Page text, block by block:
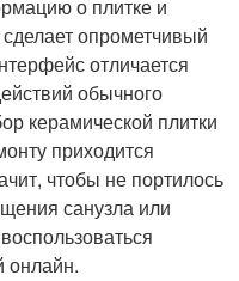
о плитке и
опрометчивый
отличается
обычного
керамической плитки
приходится
чтобы не портилось
санузла или
онлайн.